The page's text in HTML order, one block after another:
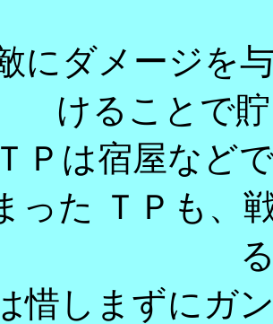
にダメージを
けることで
Ｐは宿屋など
った ＴＰも、
惜しまずにガ